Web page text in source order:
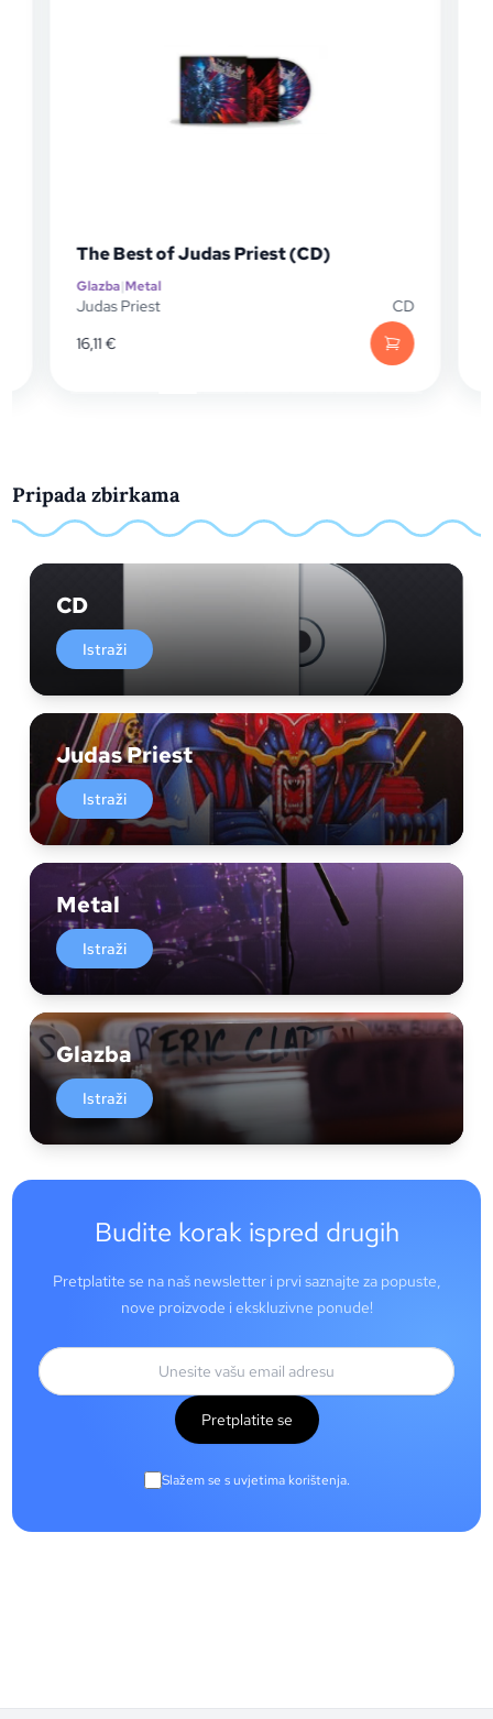
The Best of Judas Priest (CD)
Glazba|Metal
Judas Priest
CD
16,11€
Pripada zbirkama
CD
Istraži
Judas Priest
Istraži
Metal
Istraži
Glazba
Istraži
Budite korak ispred drugih
Pretplatite se na naš newsletter i prvi saznajte za popuste,
nove proizvode i ekskluzivne ponude!
Pretplatite se
Slažem se s uvjetima korištenja.